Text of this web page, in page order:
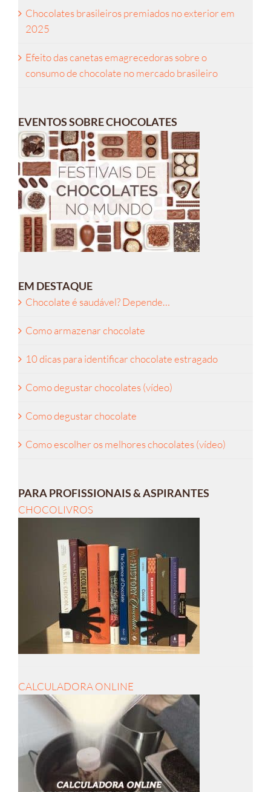
Chocolates brasileiros premiados no exterior em
2025
Efeito das canetas emagrecedoras sobre o
consumo de chocolate no mercado brasileiro
EVENTOS SOBRE CHOCOLATES
EM DESTAQUE
Chocolate é saudável? Depende…
Como armazenar chocolate
10 dicas para identificar chocolate estragado
Como degustar chocolates (vídeo)
Como degustar chocolate
Como escolher os melhores chocolates (vídeo)
PARA PROFISSIONAIS & ASPIRANTES
CHOCOLIVROS
CALCULADORA ONLINE